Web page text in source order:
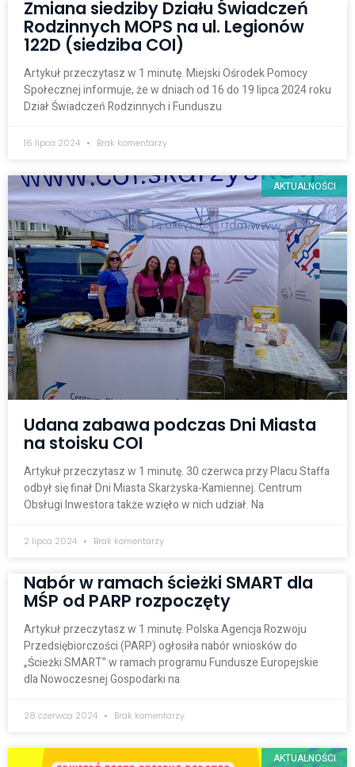
Zmiana siedziby Działu Świadczeń
Rodzinnych MOPS na ul. Legionów
122D (siedziba COI)
Artykuł przeczytasz w 1 minutę. Miejski Ośrodek Pomocy
Społecznej informuje, że w dniach od 16 do 19 lipca 2024 roku
Dział Świadczeń Rodzinnych i Funduszu
16 lipca 2024 Brak komentarzy
AKTUALNOŚCI
Udana zabawa podczas Dni Miasta
na stoisku COI
Artykuł przeczytasz w 1 minutę. 30 czerwca przy Placu Staffa
odbył się finał Dni Miasta Skarżyska-Kamiennej. Centrum
Obsługi Inwestora także wzięło w nich udział. Na
2 lipca 2024 Brak komentarzy
Nabór w ramach ścieżki SMART dla
MŚP od PARP rozpoczęty
Artykuł przeczytasz w 1 minutę. Polska Agencja Rozwoju
Przedsiębiorczości (PARP) ogłosiła nabór wniosków do
„Ścieżki SMART” w ramach programu Fundusze Europejskie
dla Nowoczesnej Gospodarki na
28 czerwca 2024 Brak komentarzy
AKTUALNOŚCI